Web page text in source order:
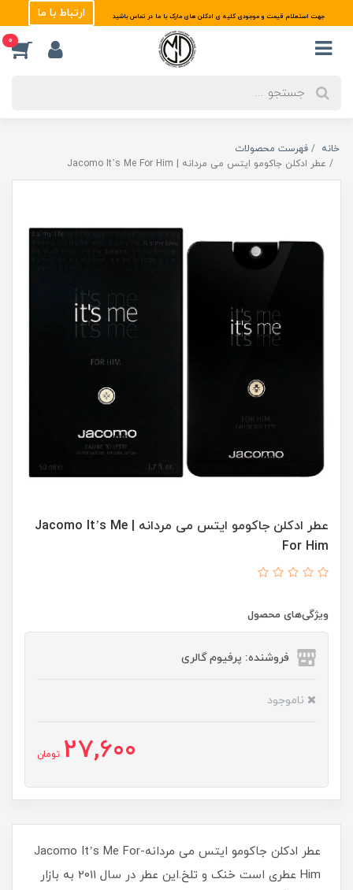
جهت استعلام قیمت و موجودی کلیه ی ادکلن های مارک با ما در تماس باشید ارتباط با ما
0
خانه
فهرست محصولات
عطر ادکلن جاکومو ایتس می مردانه | Jacomo It’s Me For Him
عطر ادکلن جاکومو ایتس می مردانه | Jacomo It’s Me
For Him
ویژگی‌های محصول
فروشنده: پرفیوم گالری
ناموجود
27,600 تومان
عطر ادکلن جاکومو ایتس می مردانه-Jacomo It’s Me For
Him عطری است خنک و تلخ.این عطر در سال 2011 به بازار